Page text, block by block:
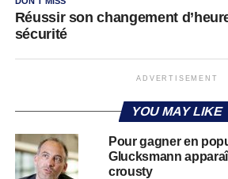
Réussir son changement
sécurité
ADVERTISEMENT
YOU MAY LIKE
Pour gagner en
Glucksmann
crousty